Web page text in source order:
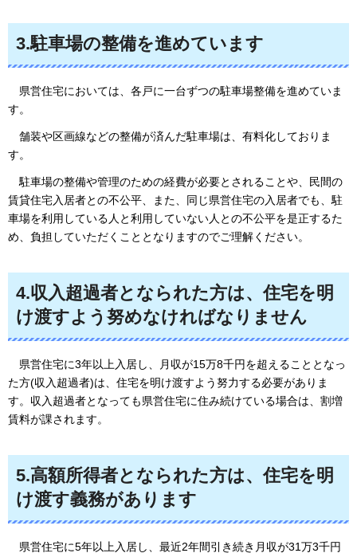
3.駐車場の整備を進めています
県営住宅においては、各戸に一台ずつの駐車場整備を進めていま
す。
舗装や区画線などの整備が済んだ駐車場は、有料化しておりま
す。
駐車場の整備や管理のための経費が必要とされることや、民間の
賃貸住宅入居者との不公平、また、同じ県営住宅の入居者でも、駐
車場を利用している人と利用していない人との不公平を是正するた
め、負担していただくこととなりますのでご理解ください。
4.収入超過者となられた方は、住宅を明
け渡すよう努めなければなりません
県営住宅に3年以上入居し、月収が15万8千円を超えることとなっ
た方(収入超過者)は、住宅を明け渡すよう努力する必要がありま
す。収入超過者となっても県営住宅に住み続けている場合は、割増
賃料が課されます。
5.高額所得者となられた方は、住宅を明
け渡す義務があります
県営住宅に5年以上入居し、最近2年間引き続き月収が31万3千円